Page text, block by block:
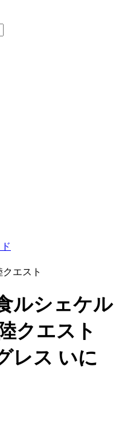
エスト
ルシェケル
クエスト
レス いに